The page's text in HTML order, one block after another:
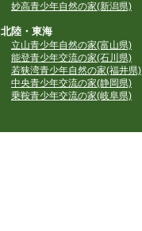
妙高青少年自然の家(新潟県)
北陸・東海
立山青少年自然の家(富山県)
能登青少年交流の家(石川県)
若狭湾青少年自然の家(福井県)
中央青少年交流の家(静岡県)
乗鞍青少年交流の家(岐阜県)